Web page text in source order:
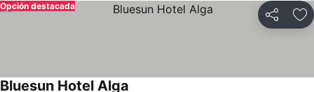
Compartir
Opción destacada
Bluesun Hotel Alga